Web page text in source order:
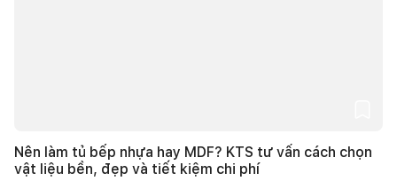
Nên làm tủ bếp nhựa hay MDF? KTS tư vấn cách chọn
vật liệu bền, đẹp và tiết kiệm chi phí